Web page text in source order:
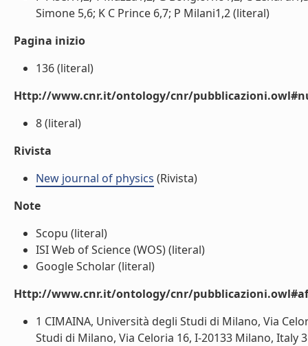
Simone 5,6; K C Prince 6,7; P Milani1,2 (literal)
Pagina inizio
136 (literal)
Http://www.cnr.it/ontology/cnr/
8 (literal)
Rivista
New journal of physics (Rivista)
Note
Scopu (literal)
ISI Web of Science (WOS) (literal)
Google Scholar (literal)
Http://www.cnr.it/ontology/cnr/
1 CIMAINA, Università degli Studi di Milano, Via
Studi di Milano, Via Celoria 16, I-20133 Milano,